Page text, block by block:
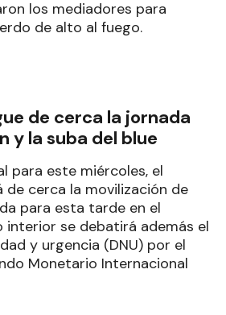
los mediadores para
de alto al fuego.
de cerca la jornada
y la suba del blue
para este miércoles, el
de cerca la movilización de
para esta tarde en el
interior se debatirá además el
y urgencia (DNU) por el
Monetario Internacional